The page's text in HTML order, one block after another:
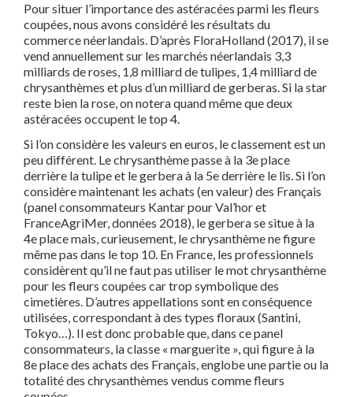
Pour situer l’importance des astéracées parmi les fleurs
coupées, nous avons considéré les résultats du
commerce néerlandais. D’après FloraHolland (2017), il se
vend annuellement sur les marchés néerlandais 3,3
milliards de roses, 1,8 milliard de tulipes, 1,4 milliard de
chrysanthèmes et plus d’un milliard de gerberas. Si la star
reste bien la rose, on notera quand même que deux
astéracées occupent le top 4.
Si l’on considère les valeurs en euros, le classement est un
peu différent. Le chrysanthème passe à la 3e place
derrière la tulipe et le gerbera à la 5e derrière le lis. Si l’on
considère maintenant les achats (en valeur) des Français
(panel consommateurs Kantar pour Val’hor et
FranceAgriMer, données 2018), le gerbera se situe à la
4e place mais, curieusement, le chrysanthème ne figure
même pas dans le top 10. En France, les professionnels
considèrent qu’il ne faut pas utiliser le mot chrysanthème
pour les fleurs coupées car trop symbolique des
cimetières. D’autres appellations sont en conséquence
utilisées, correspondant à des types floraux (Santini,
Tokyo…). Il est donc probable que, dans ce panel
consommateurs, la classe « marguerite », qui figure à la
8e place des achats des Français, englobe une partie ou la
totalité des chrysanthèmes vendus comme fleurs